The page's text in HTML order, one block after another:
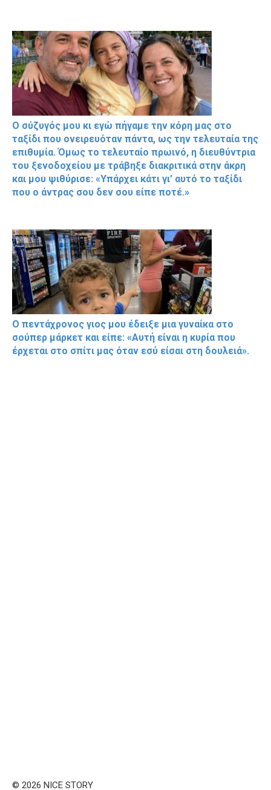
Ο σύζυγός μου κι εγώ πήγαμε την κόρη μας στο
ταξίδι που ονειρευόταν πάντα, ως την τελευταία της
επιθυμία. Όμως το τελευταίο πρωινό, η διευθύντρια
του ξενοδοχείου με τράβηξε διακριτικά στην άκρη
και μου ψιθύρισε: «Υπάρχει κάτι γι’ αυτό το ταξίδι
που ο άντρας σου δεν σου είπε ποτέ.»
Ο πεντάχρονος γιος μου έδειξε μια γυναίκα στο
σούπερ μάρκετ και είπε: «Αυτή είναι η κυρία που
έρχεται στο σπίτι μας όταν εσύ είσαι στη δουλειά».
© 2026 NICE STORY